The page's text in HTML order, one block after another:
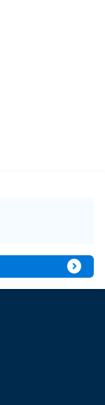
expand_circle_right